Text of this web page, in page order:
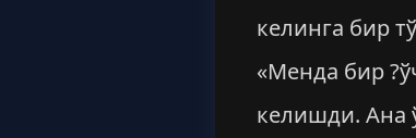
келинга бир
«Менда бир
келишди. Ана